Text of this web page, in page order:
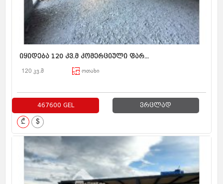
იყიდება 120 კვ.მ კომერციული ფარ...
120 კვ.მ ოთახი
467600 GEL ვრცლად
₾ $